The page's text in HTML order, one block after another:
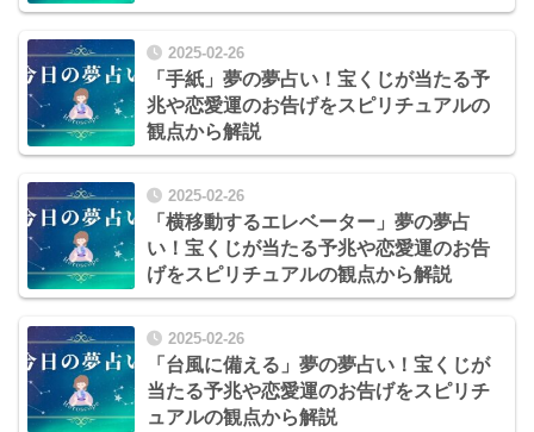
2025-02-26
「手紙」夢の夢占い！宝くじが当たる予
兆や恋愛運のお告げをスピリチュアルの
観点から解説
2025-02-26
「横移動するエレベーター」夢の夢占
い！宝くじが当たる予兆や恋愛運のお告
げをスピリチュアルの観点から解説
2025-02-26
「台風に備える」夢の夢占い！宝くじが
当たる予兆や恋愛運のお告げをスピリチ
ュアルの観点から解説